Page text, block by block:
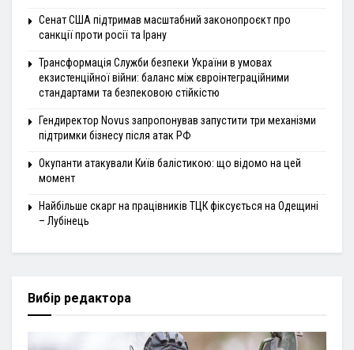
Сенат США підтримав масштабний законопроєкт про
санкції проти росії та Ірану
Трансформація Служби безпеки України в умовах
екзистенційної війни: баланс між євроінтеграційними
стандартами та безпековою стійкістю
Гендиректор Novus запропонував запустити три механізми
підтримки бізнесу після атак РФ
Окупанти атакували Київ балістикою: що відомо на цей
момент
Найбільше скарг на працівників ТЦК фіксується на Одещині
– Лубінець
Вибір редактора